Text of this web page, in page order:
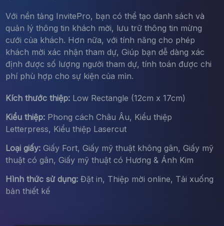
Với nền tảng InvitePro, bạn có thể tạo danh sách và
quản lý thông tin khách mời, lưu trữ thông tin mừng
cưới của khách. Hơn nữa, với tính năng cho phép
khách mời xác nhận tham dự, Giúp bạn dễ dàng xác
định được số lượng người tham dự, tính toán được chi
phí phù hợp cho sự kiện của mìn.
Kích thước thiệp:Low Rectangle (12cm x 17cm)
Kiểu thiệp:Phong cách Châu Âu, Kiểu thiệp
Letterpress, Kiểu thiệp Lasercut
Loại giấy:Giấy Fort, Giấy mỹ thuật không gân, Giấy mỹ
thuật có gân, Giấy mỹ thuật có Hương & Ánh Kim
Hình thức sử dụng:Đặt in, Thiệp mời online, Tải xuống
bản thiết kế